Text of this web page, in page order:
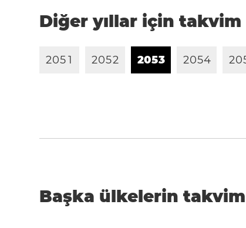
Diğer yıllar için takvim
2051 2052 2053 2054 20
Başka ülkelerin